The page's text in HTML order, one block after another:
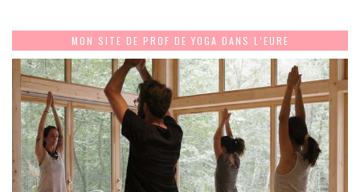
MON SITE DE PROF DE YOGA DANS L’EURE